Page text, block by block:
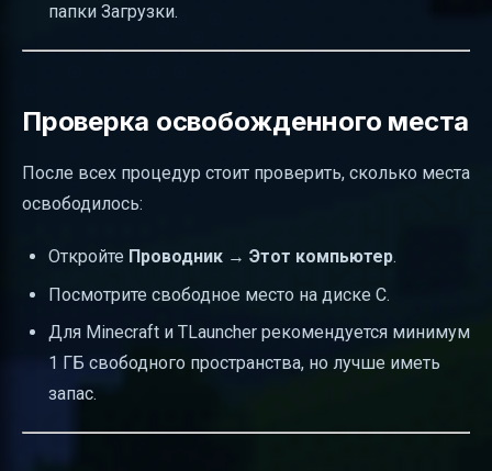
папки Загрузки.
Проверка освобожденного места
После всех процедур стоит проверить, сколько места
освободилось:
Откройте Проводник → Этот компьютер.
Посмотрите свободное место на диске C.
Для Minecraft и TLauncher рекомендуется минимум
1 ГБ свободного пространства, но лучше иметь
запас.